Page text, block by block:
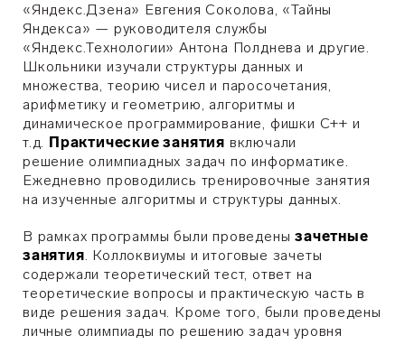
«Яндекс.Дзена» Евгения Соколова, «Тайны
Яндекса» — руководителя службы
«Яндекс.Технологии» Антона Полднева и другие.
Школьники изучали структуры данных и
множества, теорию чисел и паросочетания,
арифметику и геометрию, алгоритмы и
динамическое программирование, фишки С++ и
т.д. Практические занятия включали
решение олимпиадных задач по информатике.
Ежедневно проводились тренировочные занятия
на изученные алгоритмы и структуры данных.
В рамках программы были проведенызачетные
занятия. Коллоквиумы и итоговые зачеты
содержали теоретический тест, ответ на
теоретические вопросы и практическую часть в
виде решения задач. Кроме того, были проведены
личные олимпиады по решению задач уровня